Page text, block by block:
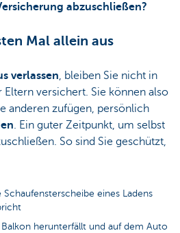
abzuschließen?
Mal allein aus
verlassen, bleiben Sie nicht in
versichert. Sie können also
anderen zufügen, persönlich
. Ein guter Zeitpunkt, um selbst
So sind Sie geschützt,
Schaufensterscheibe eines Ladens
herunterfällt und auf dem Auto